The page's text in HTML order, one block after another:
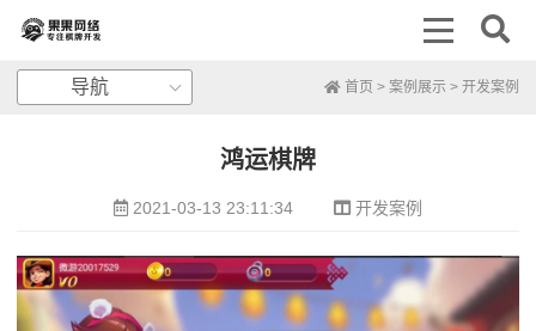
导航 首页 > 案例展示 > 开发案例
鸿运棋牌
2021-03-13 23:11:34 开发案例